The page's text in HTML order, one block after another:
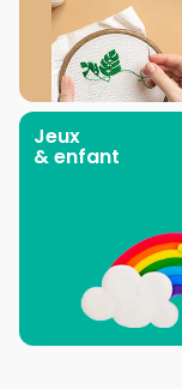
Jeux
& enfant